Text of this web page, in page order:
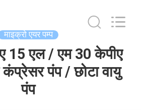
माइक्रो एयर पम्प
15 एल / एम 30 केपीए
कंप्रेसर पंप / छोटा वायु
पंप